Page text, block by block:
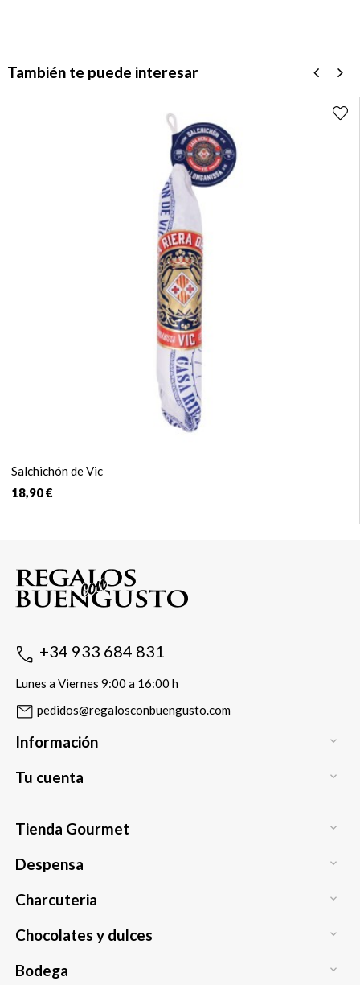
También te puede interesar
Salchichón de Vic
18,90 €
›
+34 933 684 831
Lunes a Viernes 9:00 a 16:00 h
pedidos@regalosconbuengusto.com
Información 
Tu cuenta 
Tienda Gourmet 
Despensa 
Charcuteria 
Chocolates y dulces 
Bodega 